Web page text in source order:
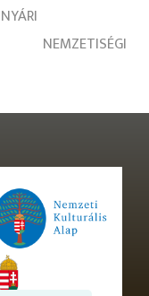
NYÁRI
NEMZETISÉGI